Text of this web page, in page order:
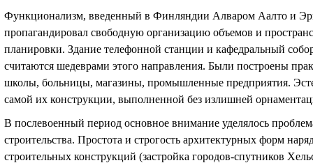
Функционализм, введенный в Финляндии Алваром Аалто и
пропагандировал свободную организацию объемов и
планировки. Здание телефонной станции и кафедральный
считаются шедеврами этого направления. Были построены
школы, больницы, магазины, промышленные предприятия.
самой их конструкции, выполненной без излишней
В послевоенный период основное внимание уделялось
строительства. Простота и строгость архитектурных форм
строительных конструкций (застройка городов-спутников